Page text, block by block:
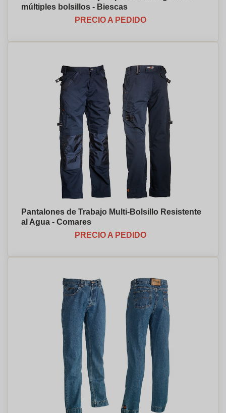
múltiples bolsillos - Biescas
PRECIO A PEDIDO
Pantalones de Trabajo Multi-Bolsillo Resistente
al Agua - Comares
PRECIO A PEDIDO